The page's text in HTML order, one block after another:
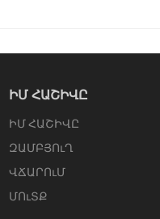
ԻՄ ՀԱՇԻՎԸ
ԻՄ ՀԱՇԻՎԸ
ԶԱՄԲՅՈւՂ
ՎՃԱՐՈւՄ
ՄՈւՏՔ